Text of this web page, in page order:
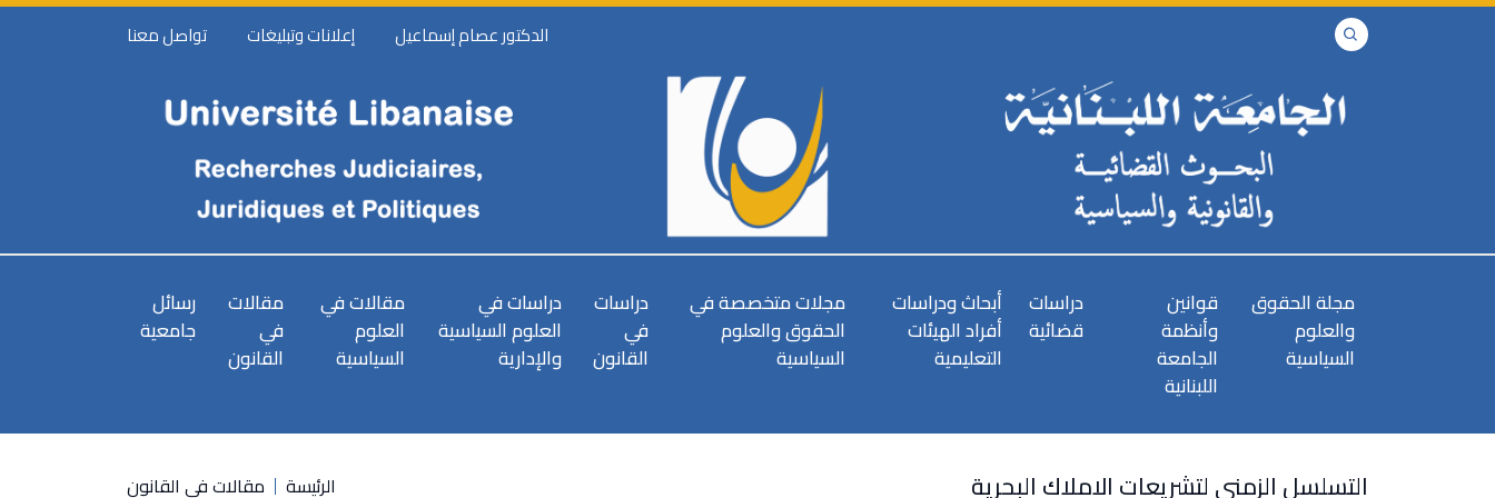
الدكتور عصام إسماعيل إعلانات وتبليغات تواصل معنا
مجلة الحقوق
والعلوم
السياسية
قوانين
وأنظمة
الجامعة
اللبنانية
دراسات
قضائية
أبحاث ودراسات
أفراد الهيئات
التعليمية
مجلات متخصصة في
الحقوق والعلوم
السياسية
دراسات
في
القانون
دراسات في
العلوم السياسية
والإدارية
مقالات في
العلوم
السياسية
مقالات
في
القانون
رسائل
جامعية
التسلسل الزمني لتشريعات الاملاك البحرية الرئيسة مقالات في القانون